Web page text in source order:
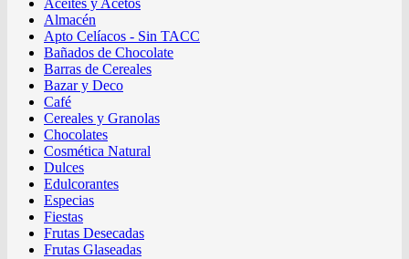
Almacén
Apto Celíacos - Sin TACC
Bañados de Chocolate
Barras de Cereales
Bazar y Deco
Café
Cereales y Granolas
Chocolates
Cosmética Natural
Dulces
Edulcorantes
Especias
Fiestas
Frutas Desecadas
Frutas Glaseadas